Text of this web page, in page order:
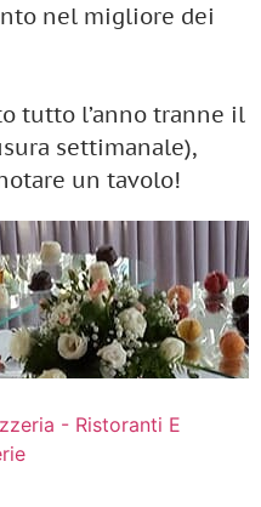
nel migliore dei
tutto l’anno tranne il
settimanale),
un tavolo!
- Ristoranti E